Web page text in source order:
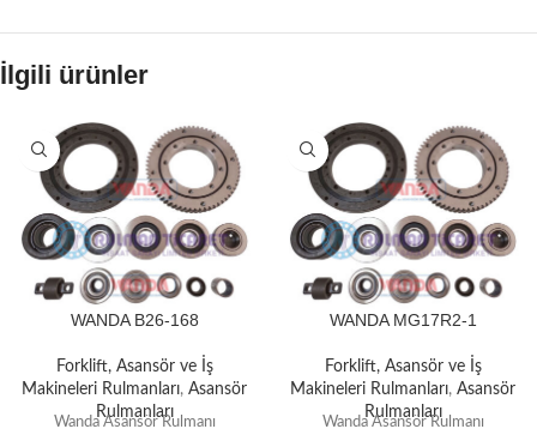
İlgili ürünler
WANDA B26-168
Forklift, Asansör ve İş
Makineleri Rulmanları, Asansör
Rulmanları
Wanda Asansör Rulmanı
WANDA MG17R2-1
Forklift, Asansör ve İş
Makineleri Rulmanları, Asansör
Rulmanları
Wanda Asansör Rulmanı